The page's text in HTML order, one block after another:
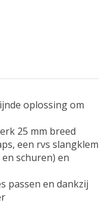
oplossing om
25 mm breed
een rvs slangklem
schuren) en
passen en dankzij